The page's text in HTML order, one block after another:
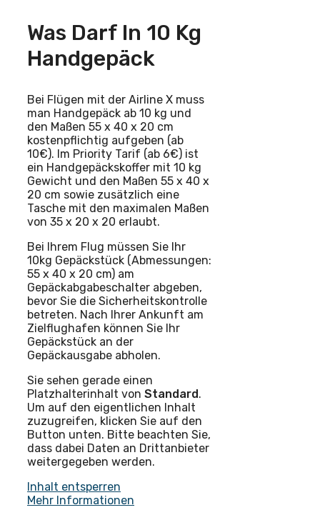
Was Darf In 10 Kg
Handgepäck
Bei Flügen mit der Airline X muss
man Handgepäck ab 10 kg und
den Maßen 55 x 40 x 20 cm
kostenpflichtig aufgeben (ab
10€). Im Priority Tarif (ab 6€) ist
ein Handgepäckskoffer mit 10 kg
Gewicht und den Maßen 55 x 40 x
20 cm sowie zusätzlich eine
Tasche mit den maximalen Maßen
von 35 x 20 x 20 erlaubt.
Bei Ihrem Flug müssen Sie Ihr
10kg Gepäckstück (Abmessungen:
55 x 40 x 20 cm) am
Gepäckabgabeschalter abgeben,
bevor Sie die Sicherheitskontrolle
betreten. Nach Ihrer Ankunft am
Zielflughafen können Sie Ihr
Gepäckstück an der
Gepäckausgabe abholen.
Sie sehen gerade einen
Platzhalterinhalt von Standard .
Um auf den eigentlichen Inhalt
zuzugreifen, klicken Sie auf den
Button unten. Bitte beachten Sie,
dass dabei Daten an Drittanbieter
weitergegeben werden.
Inhalt entsperren
Mehr Informationen